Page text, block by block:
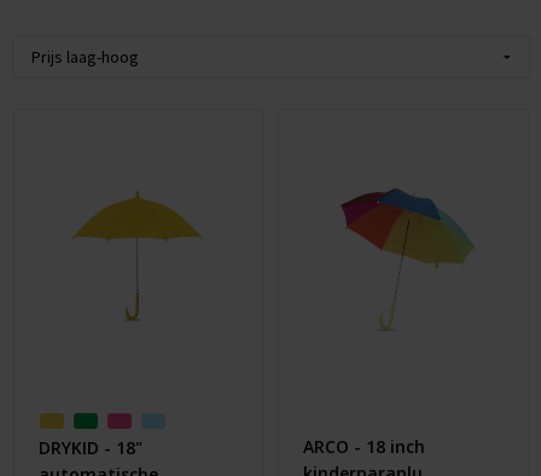
Paraplu's
DRYKID - 18"
ARCO - 18 inch